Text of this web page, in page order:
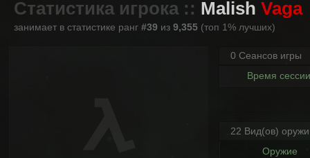
Статистика игрока :: Malish Vaga
занимает в статистике ранг #39 из 9,355(топ 1% лучших)
0 Сеансов игры
Время
22 Вид(ов)
Оружие